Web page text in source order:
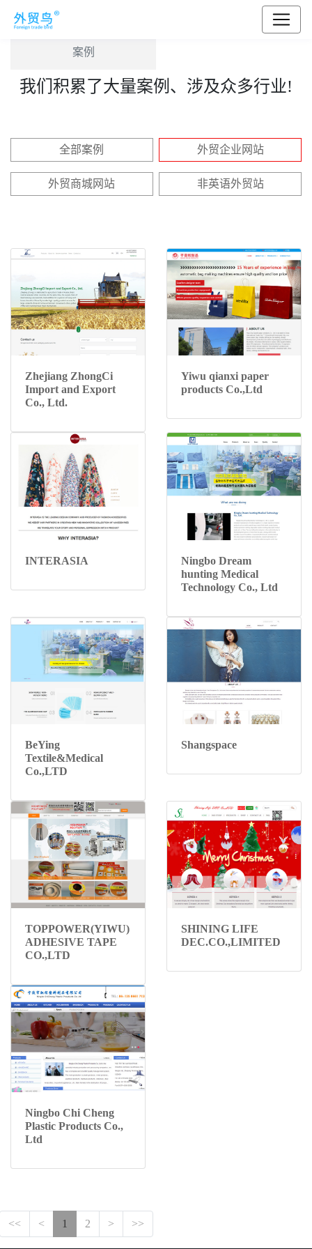
案例
我们积累了大量案例、涉及众多行业!
全部案例 外贸企业网站
外贸商城网站 非英语外贸站
Zhejiang ZhongCi
Import and Export
Co., Ltd.
Yiwu qianxi paper
products Co.,Ltd
INTERASIA
Ningbo Dream
hunting Medical
Technology Co., Ltd
BeYing
Textile&Medical
Co.,LTD
Shangspace
TOPPOWER(YIWU)
ADHESIVE TAPE
CO.,LTD
SHINING LIFE
DEC.CO.,LIMITED
Ningbo Chi Cheng
Plastic Products Co.,
Ltd
<< < 1 2 > >>